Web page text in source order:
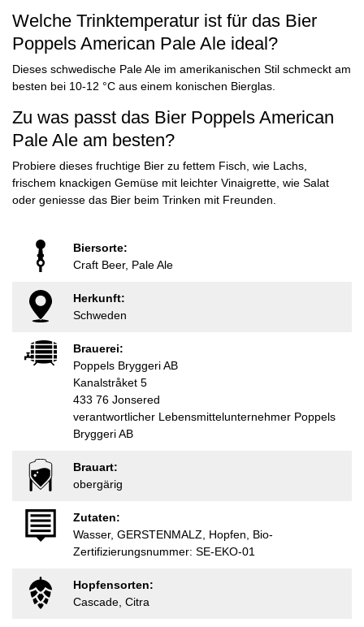
Welche Trinktemperatur ist für das Bier
Poppels American Pale Ale ideal?
Dieses schwedische Pale Ale im amerikanischen Stil schmeckt am
besten bei 10-12 °C aus einem konischen Bierglas.
Zu was passt das Bier Poppels American
Pale Ale am besten?
Probiere dieses fruchtige Bier zu fettem Fisch, wie Lachs,
frischem knackigen Gemüse mit leichter Vinaigrette, wie Salat
oder geniesse das Bier beim Trinken mit Freunden.
Biersorte:
Craft Beer, Pale Ale
Herkunft:
Schweden
Brauerei:
Poppels Bryggeri AB
Kanalstråket 5
433 76 Jonsered
verantwortlicher Lebensmittelunternehmer Poppels
Bryggeri AB
Brauart:
obergärig
Zutaten:
Wasser, GERSTENMALZ, Hopfen, Bio-
Zertifizierungsnummer: SE-EKO-01
Hopfensorten:
Cascade, Citra